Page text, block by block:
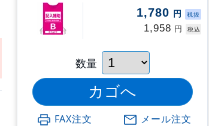
1,780 円 税抜
1,958 円 税込
数量
FAX注文 メール注文